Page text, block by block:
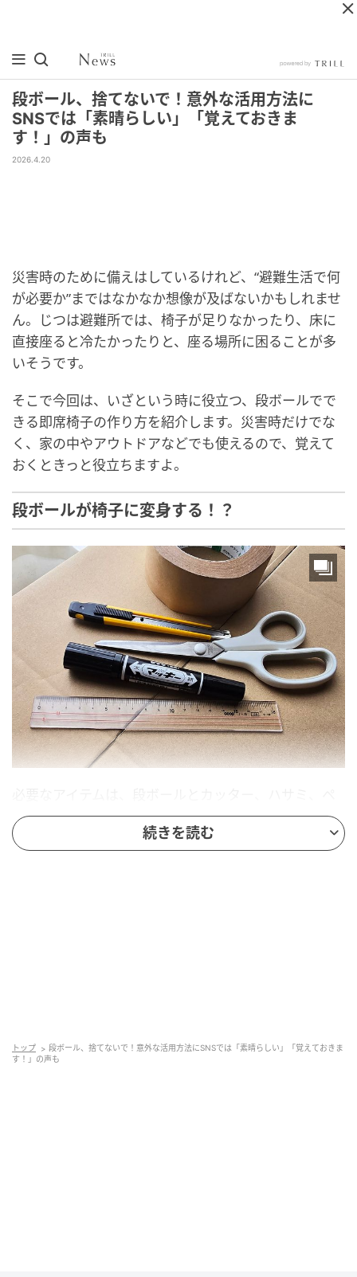
段ボール、捨てないで！意外な活用方法に
SNSでは「素晴らしい」「覚えておきま
す！」の声も
2026.4.20
災害時のために備えはしているけれど、“避難生活で何
が必要か”まではなかなか想像が及ばないかもしれませ
ん。じつは避難所では、椅子が足りなかったり、床に
直接座ると冷たかったりと、座る場所に困ることが多
いそうです。
そこで今回は、いざという時に役立つ、段ボールでで
きる即席椅子の作り方を紹介します。災害時だけでな
く、家の中やアウトドアなどでも使えるので、覚えて
おくときっと役立ちますよ。
段ボールが椅子に変身する！？
ン、定規、ガムテープ。段ボールは、ある程度強度が
あって、厚みのあるものを使いましょう。
続きを読む
トップ
段ボール、捨てないで！意外な活用方法にSNSでは「素晴らしい」「覚えておきま
す！」の声も